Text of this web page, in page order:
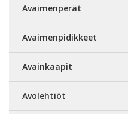
Avaimenperät
Avaimenpidikkeet
Avainkaapit
Avolehtiöt